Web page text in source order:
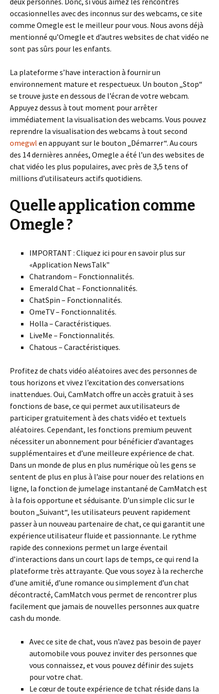
occasionnelles avec des inconnus sur des webcams, ce site
comme Omegle est le meilleur pour vous. Nous avons déjà
mentionné qu’Omegle et d’autres websites de chat vidéo ne
sont pas sûrs pour les enfants.
La plateforme s’have interaction à fournir un
environnement mature et respectueux. Un bouton „Stop“
se trouve juste en dessous de l’écran de votre webcam.
Appuyez dessus à tout moment pour arrêter
immédiatement la visualisation des webcams. Vous pouvez
reprendre la visualisation des webcams à tout second
omegwl en appuyant sur le bouton „Démarrer“. Au cours
des 14 dernières années, Omegle a été l’un des websites de
chat vidéo les plus populaires, avec près de 3,5 tens of
millions d’utilisateurs actifs quotidiens.
Quelle application comme
Omegle ?
IMPORTANT : Cliquez ici pour en savoir plus sur
«Application NewsTalk"
Chatrandom – Fonctionnalités.
Emerald Chat – Fonctionnalités.
ChatSpin – Fonctionnalités.
OmeTV – Fonctionnalités.
Holla – Caractéristiques.
LiveMe – Fonctionnalités.
Chatous – Caractéristiques.
Profitez de chats vidéo aléatoires avec des personnes de
tous horizons et vivez l’excitation des conversations
inattendues. Oui, CamMatch offre un accès gratuit à ses
fonctions de base, ce qui permet aux utilisateurs de
participer gratuitement à des chats vidéo et textuels
aléatoires. Cependant, les fonctions premium peuvent
nécessiter un abonnement pour bénéficier d’avantages
supplémentaires et d’une meilleure expérience de chat.
Dans un monde de plus en plus numérique où les gens se
sentent de plus en plus à l’aise pour nouer des relations en
ligne, la fonction de jumelage instantané de CamMatch est
à la fois opportune et séduisante. D’un simple clic sur le
bouton „Suivant“, les utilisateurs peuvent rapidement
passer à un nouveau partenaire de chat, ce qui garantit une
expérience utilisateur fluide et passionnante. Le rythme
rapide des connexions permet un large éventail
d’interactions dans un court laps de temps, ce qui rend la
plateforme très attrayante. Que vous soyez à la recherche
d’une amitié, d’une romance ou simplement d’un chat
décontracté, CamMatch vous permet de rencontrer plus
facilement que jamais de nouvelles personnes aux quatre
cash du monde.
Avec ce site de chat, vous n’avez pas besoin de payer
automobile vous pouvez inviter des personnes que
vous connaissez, et vous pouvez définir des sujets
pour votre chat.
Le cœur de toute expérience de tchat réside dans la